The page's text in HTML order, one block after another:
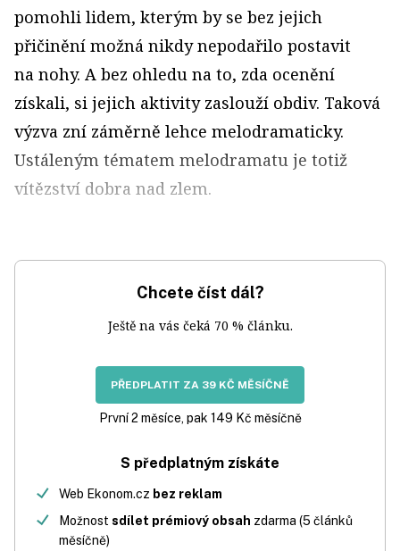
pomohli lidem, kterým by se bez jejich
přičinění možná nikdy nepodařilo postavit
na nohy. A bez ohledu na to, zda ocenění
získali, si jejich aktivity zaslouží obdiv. Taková
výzva zní záměrně lehce melodramaticky.
Ustáleným tématem melodramatu je totiž
vítězství dobra nad zlem.
Chcete číst dál?
Ještě na vás čeká 70 % článku.
PŘEDPLATIT ZA 39 KČ MĚSÍČNĚ
První 2 měsíce, pak 149 Kč měsíčně
S předplatným získáte
Web Ekonom.cz bez reklam
Možnost sdílet prémiový obsah zdarma (5 článků
měsíčně)